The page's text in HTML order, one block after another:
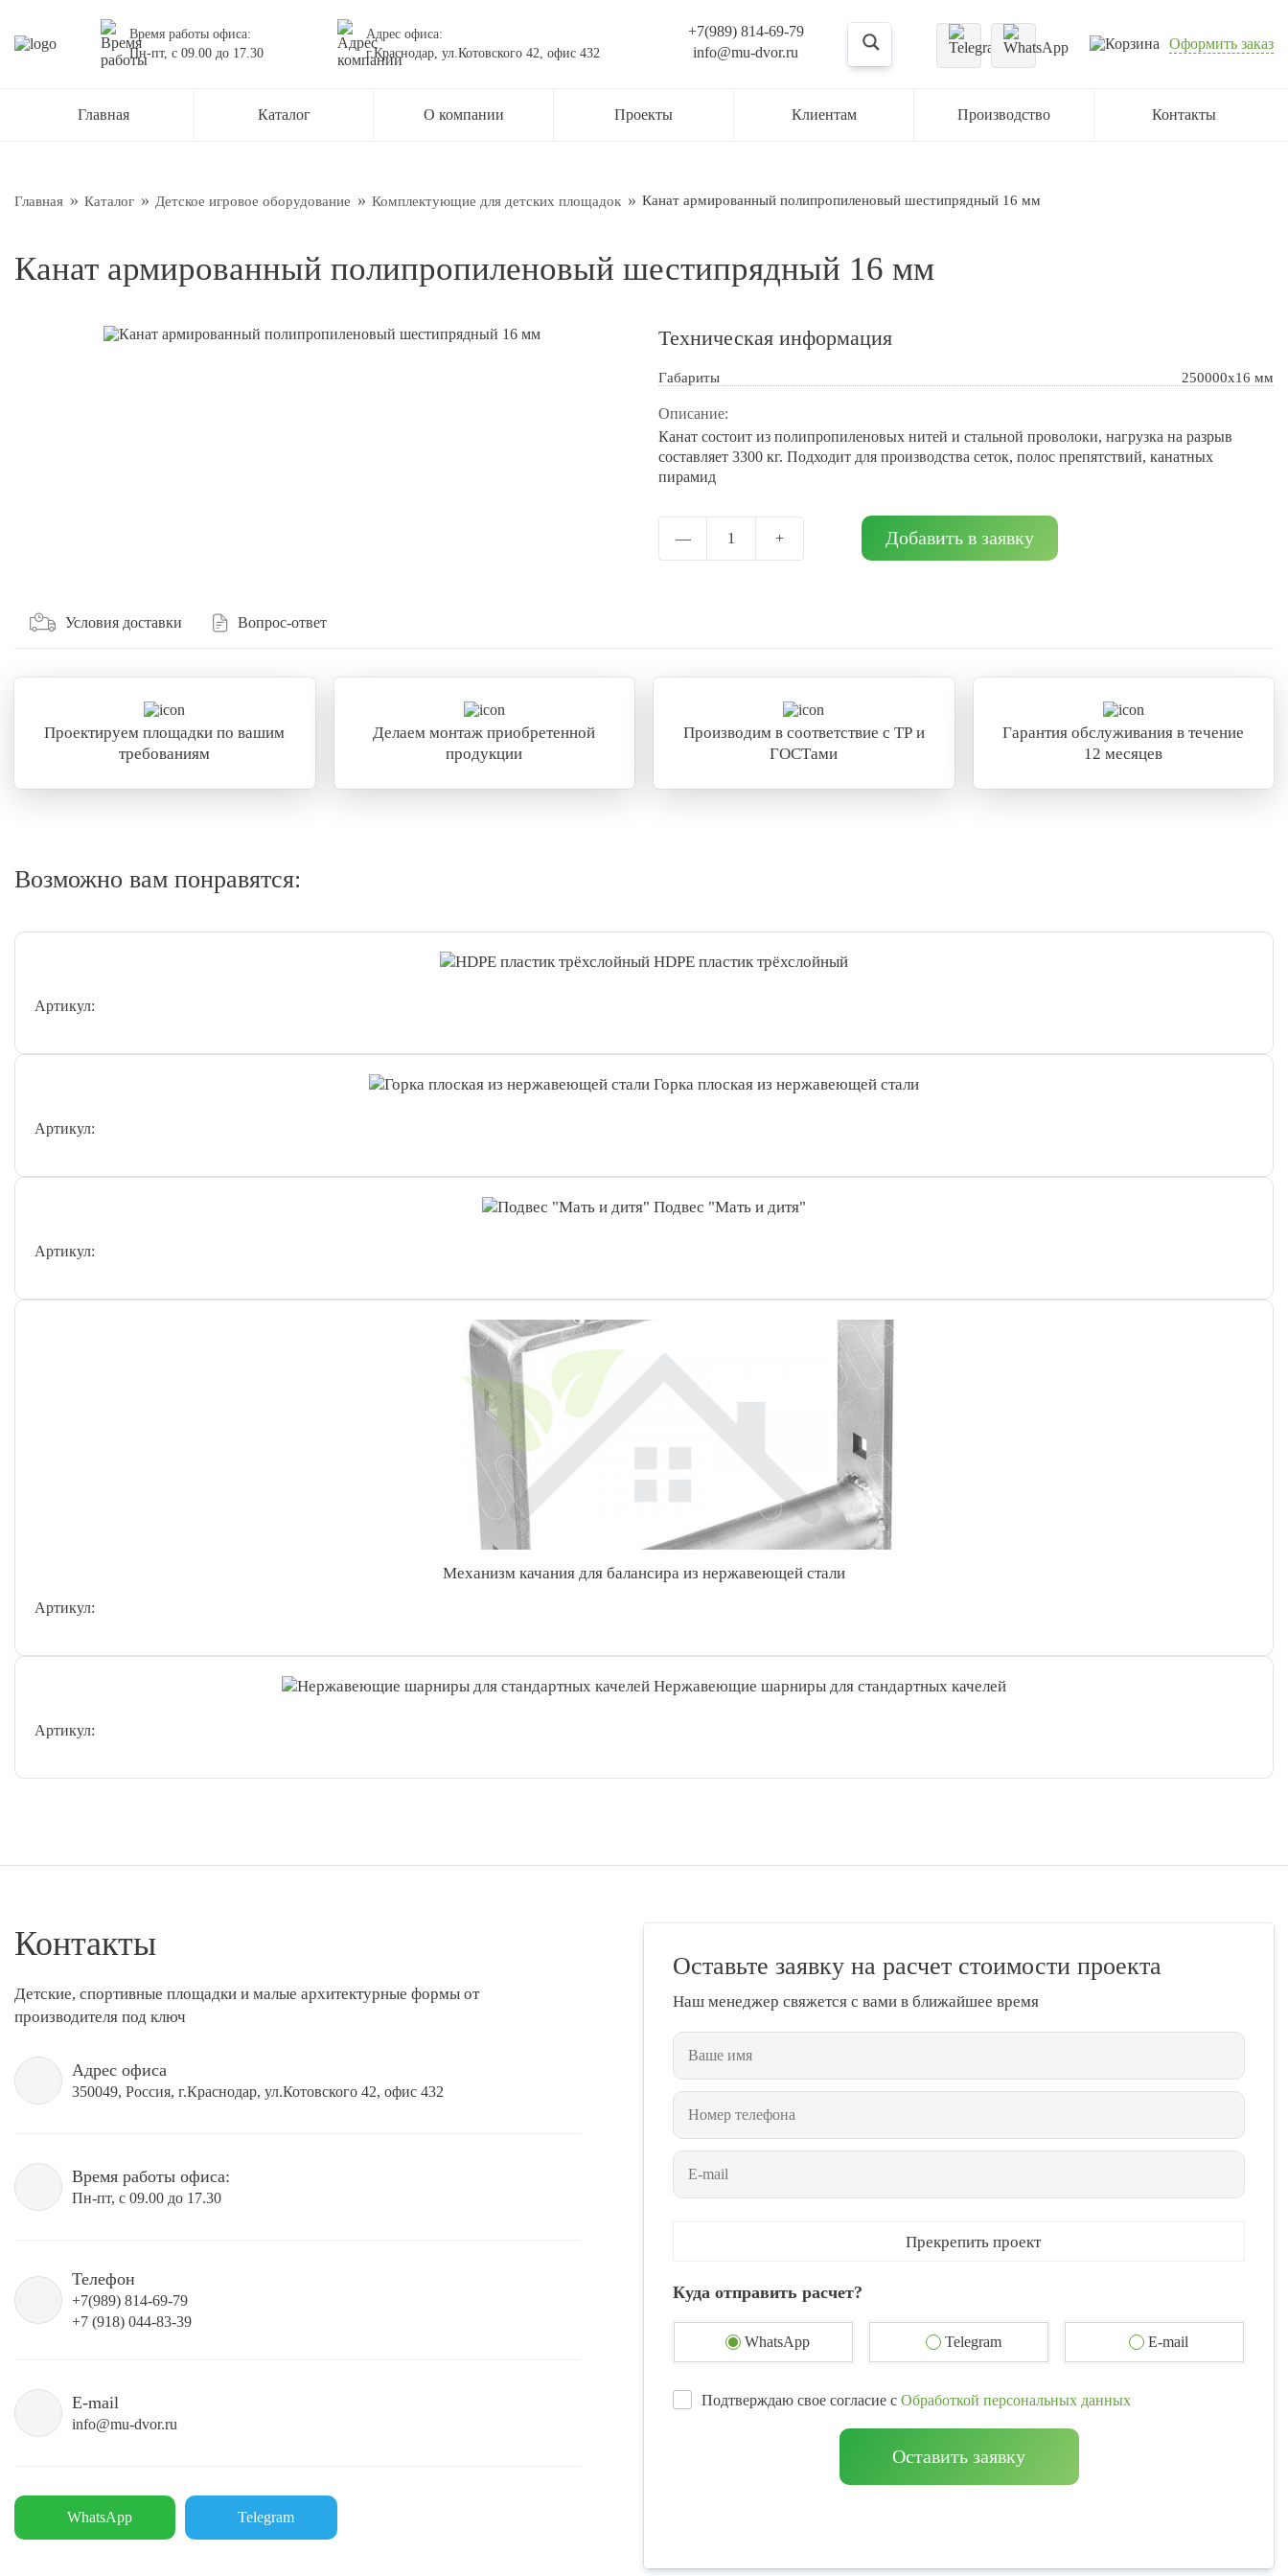
Время работы офиса:
Пн-пт,с 09.00 до 17.30
Адрес офиса:
г.Краснодар, ул.Котовского 42, офис 432
+7(989) 814-69-79
info@mu-dvor.ru
Оформить заказ
Главная Каталог О компании
Новости
Проекты Клиентам Производство Контакты
Главная Каталог Детское игровое оборудование Комплектующие для детских площадок Канат армированный полипропиленовый шестипрядный 16 мм
Канат армированный полипропиленовый шестипрядный 16 мм
Техническая информация
Габариты 250000х16 мм
Описание:
Канат состоит из полипропиленовых нитей и стальной проволоки, нагрузка на разрыв
составляет 3300 кг. Подходит для производства сеток, полос препятствий, канатных
пирамид
— 1 + Добавить в заявку
Условия доставки Вопрос-ответ
Проектируем площадки по вашим
требованиям
Делаем монтаж приобретенной
продукции
Производим в соответствие с ТР и
ГОСТами
Гарантия обслуживания в течение
12 месяцев
Возможно вам понравятся:
HDPE пластик трёхслойный
Артикул:
Горка плоская из нержавеющей стали
Артикул:
Подвес "Мать и дитя"
Артикул:
Механизм качания для балансира из нержавеющей стали
Артикул:
Нержавеющие шарниры для стандартных качелей
Артикул:
Контакты
Детские, спортивные площадки и малые архитектурные формы от
производителя под ключ
Адрес офиса
350049, Россия, г.Краснодар, ул.Котовского 42, офис 432
Время работы офиса:
Пн-пт, с 09.00 до 17.30
Телефон
+7(989) 814-69-79
+7 (918) 044-83-39
E-mail
info@mu-dvor.ru
WhatsApp Telegram
Оставьте заявку на расчет стоимости проекта
Наш менеджер свяжется с вами в ближайшее время
Прекрепить проект
Куда отправить расчет?
WhatsApp Telegram E-mail
Подтверждаю свое согласие с Обработкой персональных данных
Оставить заявку
Обработкой персональных данных
Отправить